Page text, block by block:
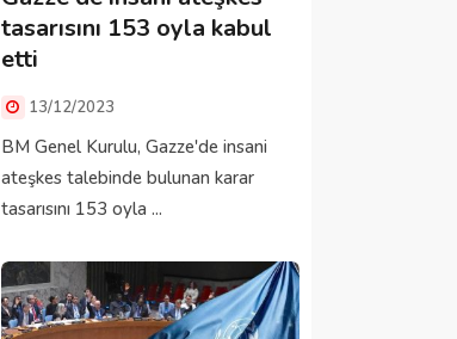
tasarısını 153 oyla kabul
etti
13/12/2023
BM Genel Kurulu, Gazze'de insani
ateşkes talebinde bulunan karar
tasarısını 153 oyla ...